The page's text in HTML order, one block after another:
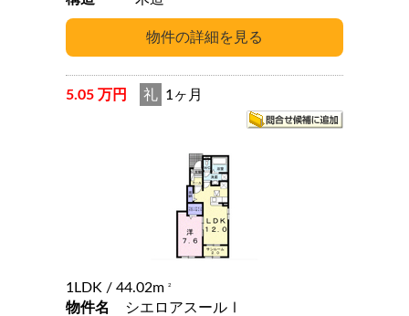
5.05 万円 礼 1ヶ月
1LDK / 44.02m 2
物件名
シエロアスールⅠ